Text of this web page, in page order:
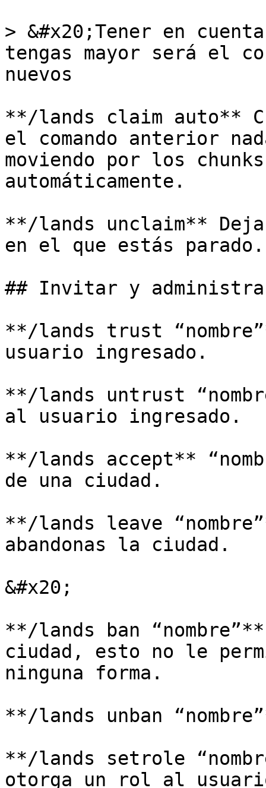
> &#x20;Tener en
tengas mayor será el
nuevos
**/lands claim auto**
el comando anterior
moviendo por los
automáticamente.
**/lands unclaim**
en el que estás parado.
## Invitar y
**/lands trust
usuario ingresado.
**/lands untrust
al usuario ingresado.
**/lands accept**
de una ciudad.
**/lands leave
abandonas la ciudad.
&#x20;
**/lands ban
ciudad, esto no le
ninguna forma.
**/lands unban
**/lands setrole